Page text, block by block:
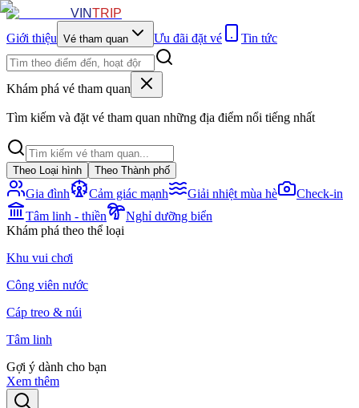
VINTRIP
Giới thiệu Vé tham quan Ưu đãi đặt vé Tin tức
Khám phá vé tham quan
Tìm kiếm và đặt vé tham quan những địa điểm nổi tiếng nhất
Theo Loại hình Theo Thành phố
Gia đình Cảm giác mạnh Giải nhiệt mùa hè
Check-in
Tâm linh - thiền
Nghỉ dưỡng biển
Khám phá theo thể loại
Khu vui chơi
Công viên nước
Cáp treo & núi
Tâm linh
Gợi ý dành cho bạn
Xem thêm